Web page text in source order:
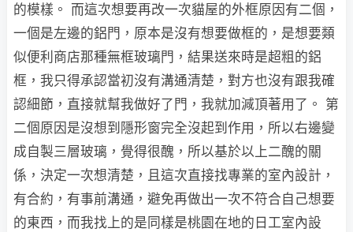
的模樣。 而這次想要再改一次貓屋的外框原因有二個，
一個是左邊的鋁門，原本是沒有想要做框的，是想要類
似便利商店那種無框玻璃門，結果送來時是超粗的鋁
框，我只得承認當初沒有溝通清楚，對方也沒有跟我確
認細節，直接就幫我做好了門，我就加減頂著用了。 第
二個原因是沒想到隱形窗完全沒起到作用，所以右邊變
成自製三層玻璃，覺得很醜，所以基於以上二醜的關
係，決定一次想清楚，且這次直接找專業的室內設計，
有合約，有事前溝通，避免再做出一次不符合自己想要
的東西，而我找上的是同樣是桃園在地的日工室內設